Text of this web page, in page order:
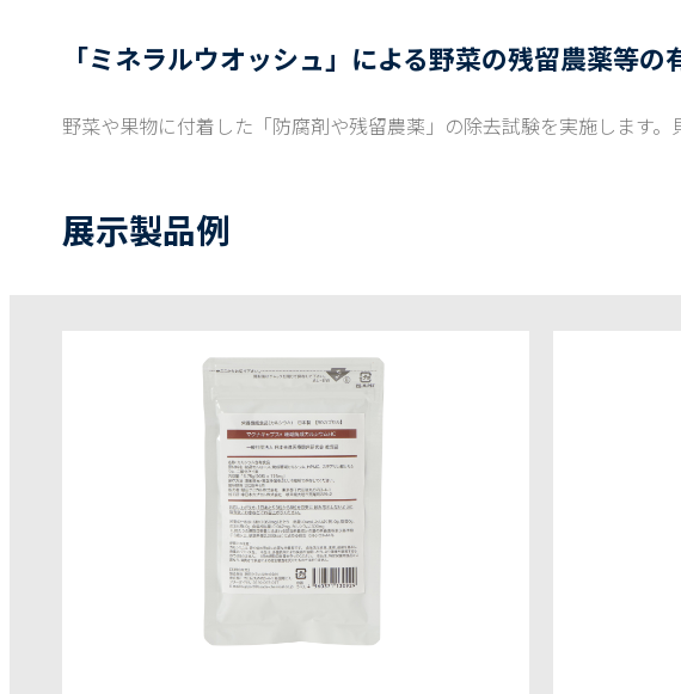
「ミネラルウオッシュ」による野菜の残留農薬等
野菜や果物に付着した「防腐剤や残留農薬」の除去試験を実施します
展示製品例